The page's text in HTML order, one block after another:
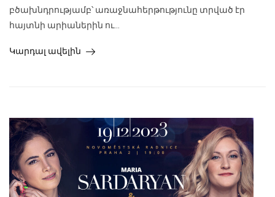
բծախնդրությամբ՝ առաջնահերթությունը տրված էր
հայտնի արիաներին ու...
Կարդալ ավելին